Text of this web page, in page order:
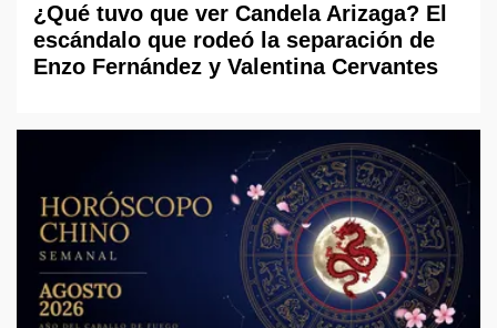
¿Qué tuvo que ver Candela Arizaga? El
escándalo que rodeó la separación de
Enzo Fernández y Valentina Cervantes